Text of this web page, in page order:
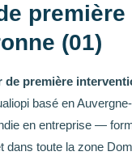
(01)
première
basé en
en entreprise —
dans toute la zone